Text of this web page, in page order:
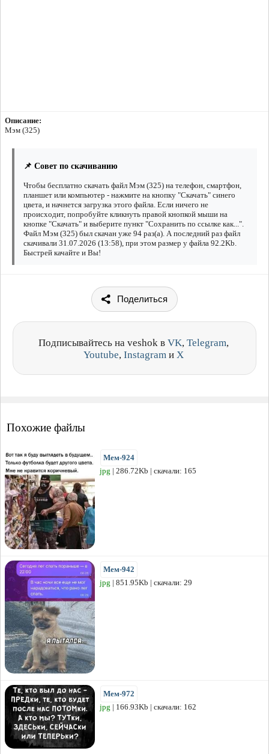
Описание:
Мэм (325)
📌 Совет по скачиванию
Чтобы бесплатно скачать файл Мэм (325) на телефон, смартфон,
планшет или компьютер - нажмите на кнопку "Скачать" синего
цвета, и начнется загрузка этого файла. Если ничего не
происходит, попробуйте кликнуть правой кнопкой мыши на
кнопке "Скачать" и выберите пункт "Сохранить по ссылке как...".
Файл Мэм (325) был скачан уже 94 раз(а). А последний раз файл
скачивали 31.07.2026 (13:58), при этом размер у файла 92.2Kb.
Быстрей качайте и Вы!
Поделиться
Подписывайтесь на veshok в VK, Telegram,
Youtube, Instagram и X
Похожие файлы
Мем-924
jpg | 286.72Kb | скачали: 165
Мем-942
jpg | 851.95Kb | скачали: 29
Мем-972
jpg | 166.93Kb | скачали: 162